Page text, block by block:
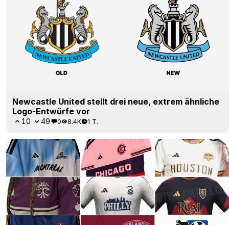
Newcastle United stellt drei neue, extrem ähnliche
Logo-Entwürfe vor
10 49 0 8.4K 1 T.